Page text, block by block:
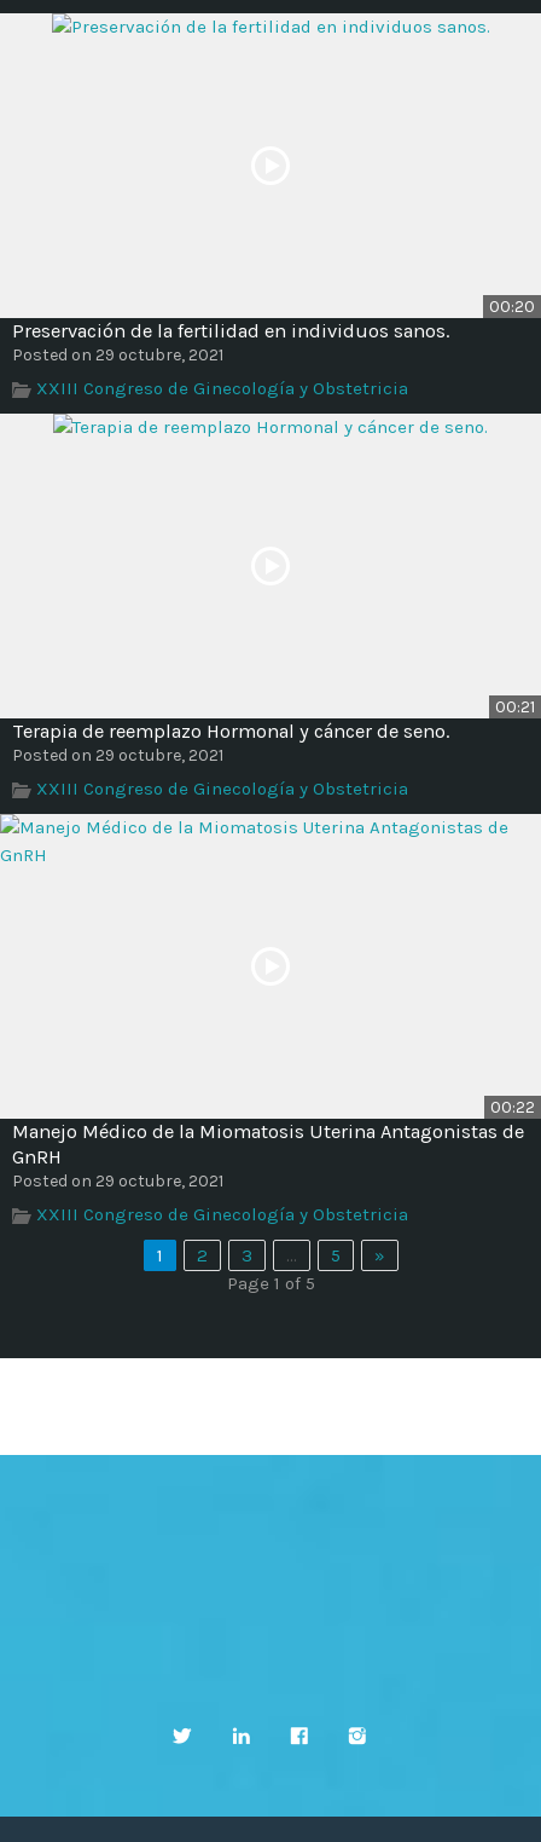
00:20
Preservación de la fertilidad en individuos sanos.
Posted on 29 octubre, 2021
XXIII Congreso de Ginecología y Obstetricia
00:21
Terapia de reemplazo Hormonal y cáncer de seno.
Posted on 29 octubre, 2021
XXIII Congreso de Ginecología y Obstetricia
00:22
Manejo Médico de la Miomatosis Uterina Antagonistas de
GnRH
Posted on 29 octubre, 2021
XXIII Congreso de Ginecología y Obstetricia
1
2 3 … 5
»
Page 1 of 5